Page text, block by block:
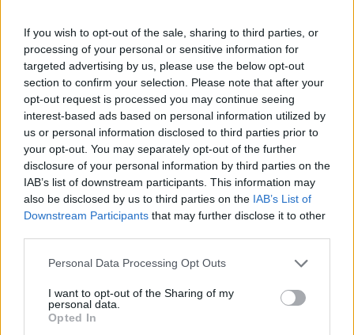
If you wish to opt-out of the sale, sharing to third parties, or
processing of your personal or sensitive information for
targeted advertising by us, please use the below opt-out
section to confirm your selection. Please note that after your
opt-out request is processed you may continue seeing
interest-based ads based on personal information utilized by
us or personal information disclosed to third parties prior to
your opt-out. You may separately opt-out of the further
disclosure of your personal information by third parties on the
IAB’s list of downstream participants. This information may
also be disclosed by us to third parties on the IAB’s List of
Downstream Participants that may further disclose it to other
Please note that this website/app uses one or more Google
not limited to your visit or usage behaviour. You may click to
grant or deny consent to Google and its third-party tags to
use your data for below specified purposes in below Google
Personal Data Processing Opt Outs
I want to opt-out of the Sharing of my
personal data.
Opted In
Ηρακλής
Μπαρτσελόνα
Ρεάλ Μαδρίτης
Ατλέτικο Μαδρίτης
Μάντσεστερ Γιουνάιτεντ
Μάντσεστερ Σίτι
Λίβερπουλ
γύρω στο 1820. Εγκαταστάθηκε στο Τράμπλσομ
Κρικ του Κεντάκι. Πιστεύεται ότι ο Μάρτιν
γεννήθηκε με μπλε δέρμα, και οι γονείς του ήταν
τόσο τρομοκρατημένοι που τον εγκατέλειψαν σε
ένα ορφανοτροφείο.